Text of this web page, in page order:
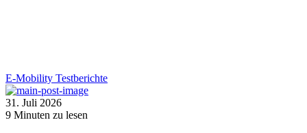
E-Mobility Testberichte
31. Juli 2026
9 Minuten zu lesen